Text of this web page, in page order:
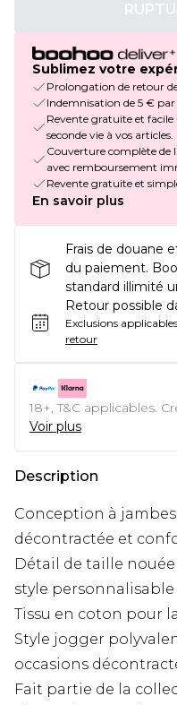
Sublimez votre
Prolongation de retour
Indemnisation de 5 €
Revente gratuite et
seconde vie à vos articles.
Couverture complète de
avec remboursement
Revente gratuite et
En savoir plus
Frais de douane
du paiement.
standard illimité
Retour possible
Exclusions
retour
18+, T&C applicables.
Voir plus
Description
Conception à
décontractée et
Détail de taille
style personnalisable
Tissu en coton pour
Style jogger
occasions
Fait partie de la